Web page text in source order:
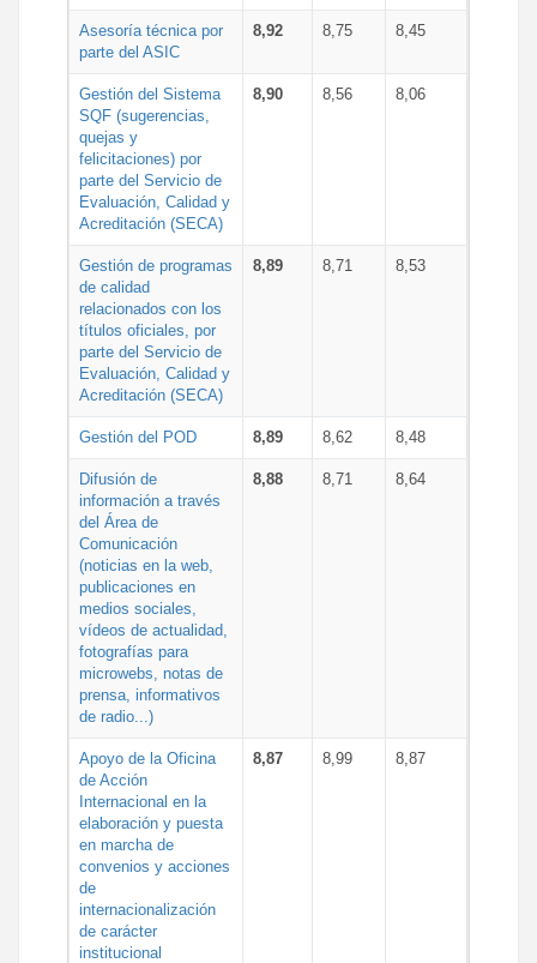
Asesoría técnica por
parte del ASIC
8,92 8,75 8,45
Gestión del Sistema
SQF (sugerencias,
quejas y
felicitaciones) por
parte del Servicio de
Evaluación, Calidad y
Acreditación (SECA)
8,90 8,56 8,06
Gestión de programas
de calidad
relacionados con los
títulos oficiales, por
parte del Servicio de
Evaluación, Calidad y
Acreditación (SECA)
8,89 8,71 8,53
Gestión del POD 8,89 8,62 8,48
Difusión de
información a través
del Área de
Comunicación
(noticias en la web,
publicaciones en
medios sociales,
vídeos de actualidad,
fotografías para
microwebs, notas de
prensa, informativos
de radio...)
8,88 8,71 8,64
Apoyo de la Oficina
de Acción
Internacional en la
elaboración y puesta
en marcha de
convenios y acciones
de
internacionalización
de carácter
institucional
8,87 8,99 8,87